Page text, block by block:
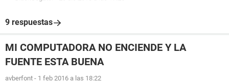
9 respuestas
MI COMPUTADORA NO ENCIENDE Y LA
FUENTE ESTA BUENA
avberfont - 1 feb 2016 a las 18:22